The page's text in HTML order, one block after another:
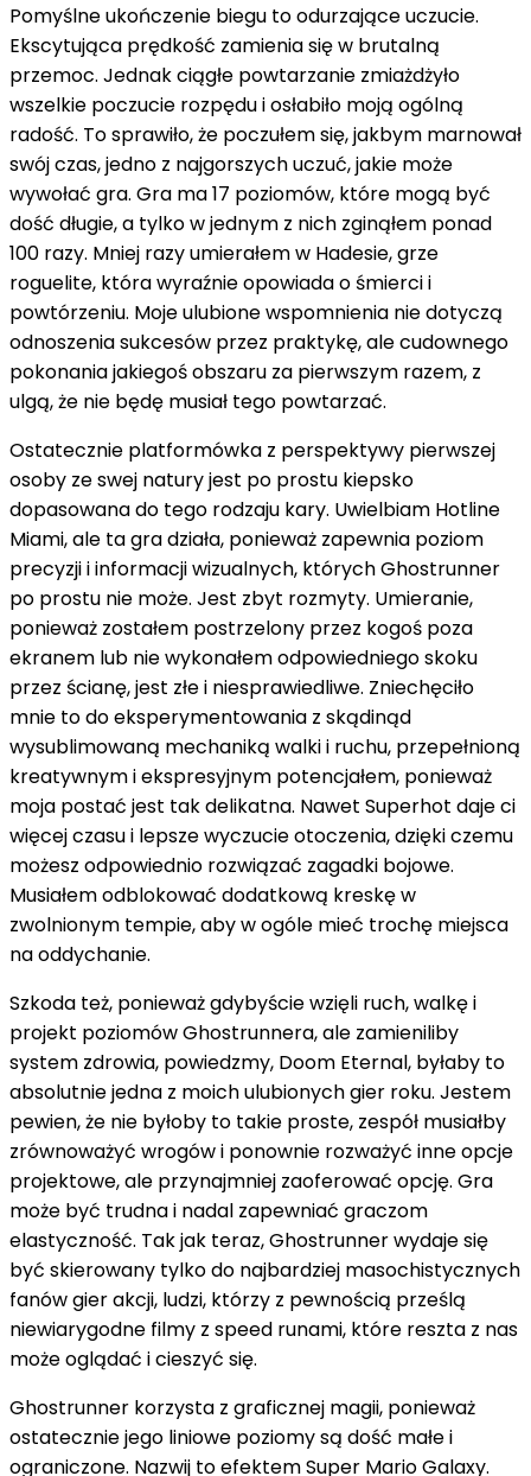
Pomyślne ukończenie biegu to odurzające uczucie.
Ekscytująca prędkość zamienia się w brutalną
przemoc. Jednak ciągłe powtarzanie zmiażdżyło
wszelkie poczucie rozpędu i osłabiło moją ogólną
radość. To sprawiło, że poczułem się, jakbym marnował
swój czas, jedno z najgorszych uczuć, jakie może
wywołać gra. Gra ma 17 poziomów, które mogą być
dość długie, a tylko w jednym z nich zginąłem ponad
100 razy. Mniej razy umierałem w Hadesie, grze
roguelite, która wyraźnie opowiada o śmierci i
powtórzeniu. Moje ulubione wspomnienia nie dotyczą
odnoszenia sukcesów przez praktykę, ale cudownego
pokonania jakiegoś obszaru za pierwszym razem, z
ulgą, że nie będę musiał tego powtarzać.
Ostatecznie platformówka z perspektywy pierwszej
osoby ze swej natury jest po prostu kiepsko
dopasowana do tego rodzaju kary. Uwielbiam Hotline
Miami, ale ta gra działa, ponieważ zapewnia poziom
precyzji i informacji wizualnych, których Ghostrunner
po prostu nie może. Jest zbyt rozmyty. Umieranie,
ponieważ zostałem postrzelony przez kogoś poza
ekranem lub nie wykonałem odpowiedniego skoku
przez ścianę, jest złe i niesprawiedliwe. Zniechęciło
mnie to do eksperymentowania z skądinąd
wysublimowaną mechaniką walki i ruchu, przepełnioną
kreatywnym i ekspresyjnym potencjałem, ponieważ
moja postać jest tak delikatna. Nawet Superhot daje ci
więcej czasu i lepsze wyczucie otoczenia, dzięki czemu
możesz odpowiednio rozwiązać zagadki bojowe.
Musiałem odblokować dodatkową kreskę w
zwolnionym tempie, aby w ogóle mieć trochę miejsca
na oddychanie.
Szkoda też, ponieważ gdybyście wzięli ruch, walkę i
projekt poziomów Ghostrunnera, ale zamieniliby
system zdrowia, powiedzmy, Doom Eternal, byłaby to
absolutnie jedna z moich ulubionych gier roku. Jestem
pewien, że nie byłoby to takie proste, zespół musiałby
zrównoważyć wrogów i ponownie rozważyć inne opcje
projektowe, ale przynajmniej zaoferować opcję. Gra
może być trudna i nadal zapewniać graczom
elastyczność. Tak jak teraz, Ghostrunner wydaje się
być skierowany tylko do najbardziej masochistycznych
fanów gier akcji, ludzi, którzy z pewnością prześlą
niewiarygodne filmy z speed runami, które reszta z nas
może oglądać i cieszyć się.
Ghostrunner korzysta z graficznej magii, ponieważ
ostatecznie jego liniowe poziomy są dość małe i
ograniczone. Nazwij to efektem Super Mario Galaxy.